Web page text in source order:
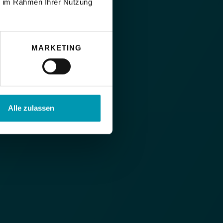
Rahmen Ihrer Nutzung
MARKETING
Alle zulassen